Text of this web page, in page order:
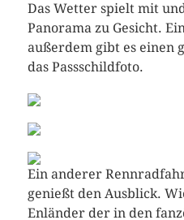
Das Wetter spielt mit
Panorama zu Gesicht.
außerdem gibt es einen
das Passschildfoto.
Ein anderer
genießt den Ausblick.
Enländer der in den